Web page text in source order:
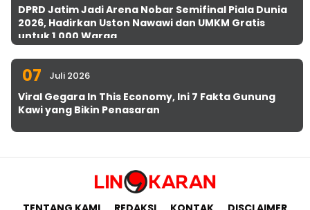
DPRD Jatim Jadi Arena Nobar Semifinal Piala Dunia
2026, Hadirkan Uston Nawawi dan UMKM Gratis
untuk 1.000 Warga
07 Juli 2026
Viral Gegara In This Economy, Ini 7 Fakta Gunung
Kawi yang Bikin Penasaran